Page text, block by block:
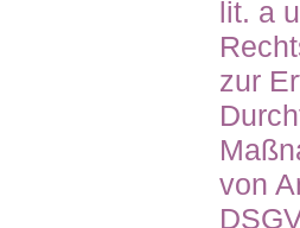
lit. a
zur
von